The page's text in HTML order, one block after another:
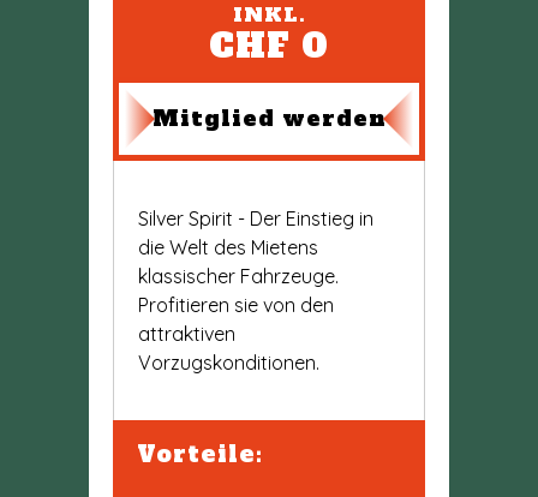
INKL.
CHF 0
Mitglied werden
Silver Spirit - Der Einstieg in
die Welt des Mietens
klassischer Fahrzeuge.
Profitieren sie von den
attraktiven
Vorzugskonditionen.
Vorteile: